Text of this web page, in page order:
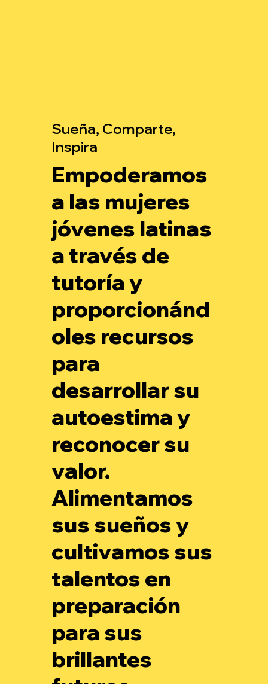
Sueña, Comparte,
Inspira
Empoderamos
a las mujeres
jóvenes latinas
a través de
tutoría y
proporcionánd
oles recursos
para
desarrollar su
autoestima y
reconocer su
valor.
Alimentamos
sus sueños y
cultivamos sus
talentos en
preparación
para sus
brillantes
futuros.